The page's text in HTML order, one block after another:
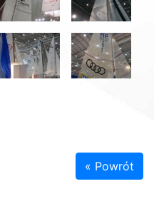
« Powrót